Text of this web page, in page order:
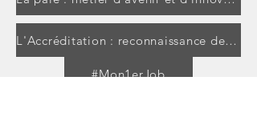
L'Accréditation : reconnaissance des professionnels de la paie
#Mon1erJob